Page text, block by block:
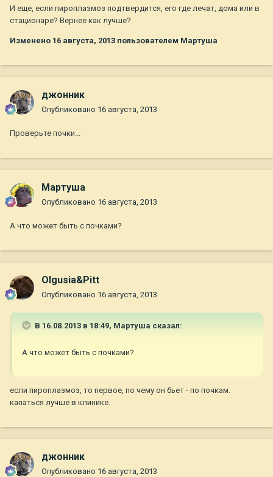
И еще, если пироплазмоз подтвердится, его где лечат, дома или в
стационаре? Вернее как лучше?
Изменено 16 августа, 2013 пользователем Мартуша
джонник
Опубликовано 16 августа, 2013
Проверьте почки...
Мартуша
Опубликовано 16 августа, 2013
А что может быть с почками?
Olgusia&Pitt
Опубликовано 16 августа, 2013
В 16.08.2013 в 18:49, Мартуша сказал:
А что может быть с почками?
если пироплазмоз, то первое, по чему он бьет - по почкам.
капаться лучше в клинике.
джонник
Опубликовано 16 августа, 2013